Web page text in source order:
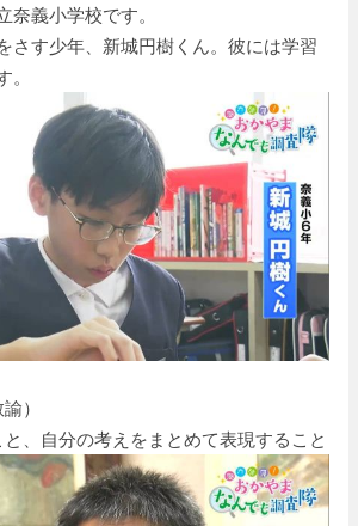
義小学校です。
さす少年、新城円樹くん。彼には学習
）
、自分の考えをまとめて表現すること